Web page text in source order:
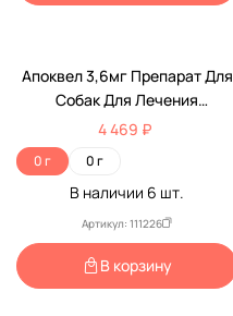
Апоквел 3,6мг Препарат Для
Собак Для Лечения
Дерматитов Различной
Сопровождающихся Зудом
20 Таблеток Zoetis (Зоетис)
4 469 ₽
0 г 0 г
В наличии 6 шт.
Артикул: 111226
В корзину